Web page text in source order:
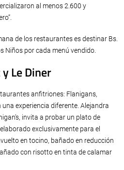
al menos 2.600 y
de los restaurantes es destinar Bs.
Niños por cada menú vendido.
Le Diner
anfitriones: Flanigans,
una experiencia diferente. Alejandra
invita a probar un plato de
exclusivamente para el
en tocino, bañado en reducción
con risotto en tinta de calamar